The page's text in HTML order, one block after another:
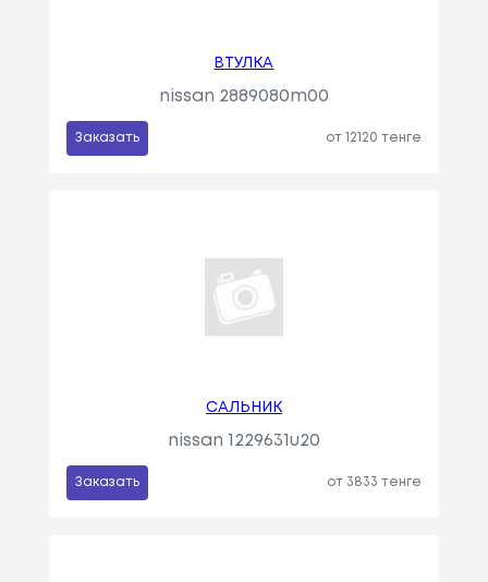
ВТУЛКА
nissan 2889080m00
Заказать от 12120 тенге
САЛЬНИК
nissan 1229631u20
Заказать от 3833 тенге